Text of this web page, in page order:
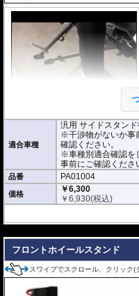
りをご確認ください。
適合車種
汎用 サイドスタン
※干渉物がないか事
確認ください。
※車種別適合確認を
事前にご確認くださ
品番 PA01004
価格
￥6,300
￥6,930(税込)
フロントホイールスタンド
スワイプでスクロール、クリック(